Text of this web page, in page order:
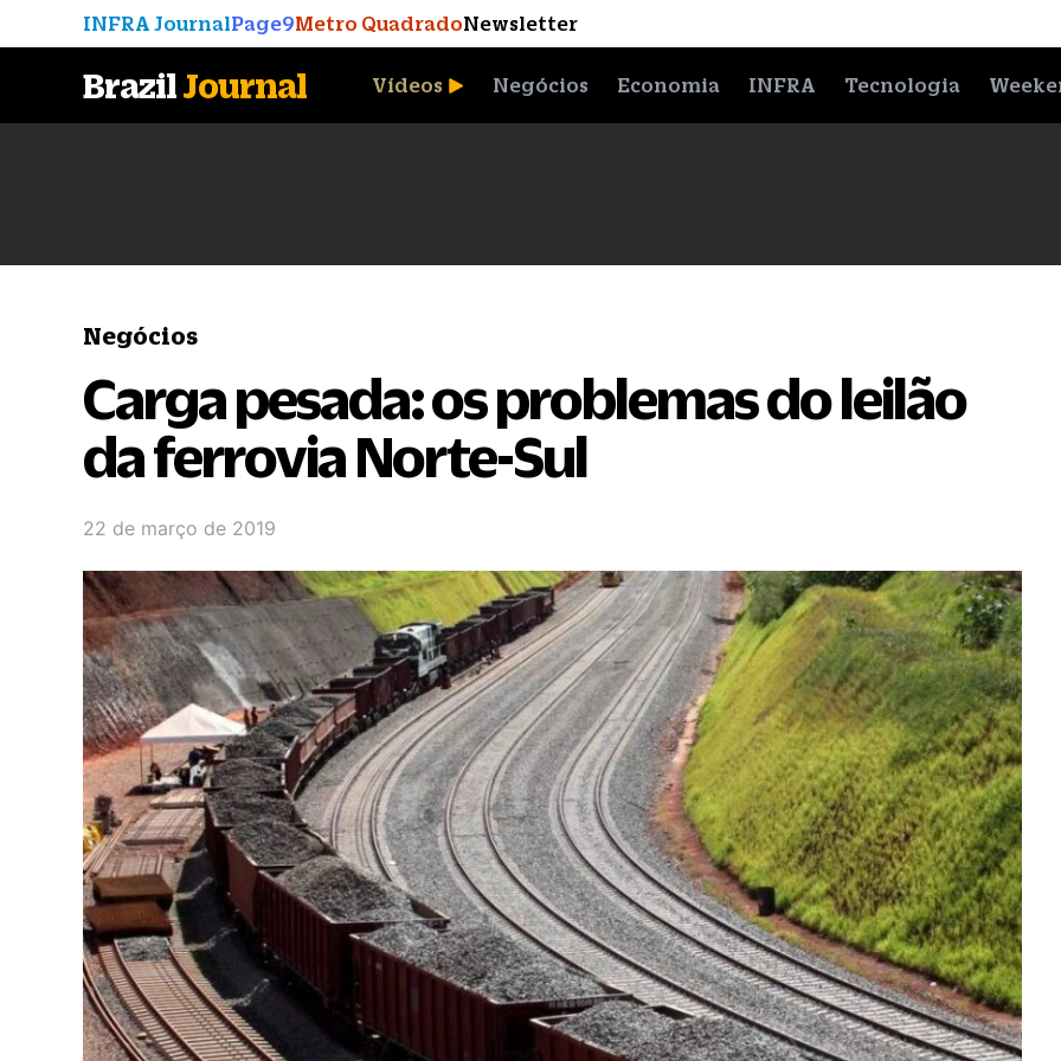
INFRA JournalPage9Metro QuadradoNewsletter
BrazilJournal Vídeos Negócios Economia INFRA Tecnologia
Negócios
Carga pesada: os problemas do leilão
da ferrovia Norte-Sul
22 de março de 2019